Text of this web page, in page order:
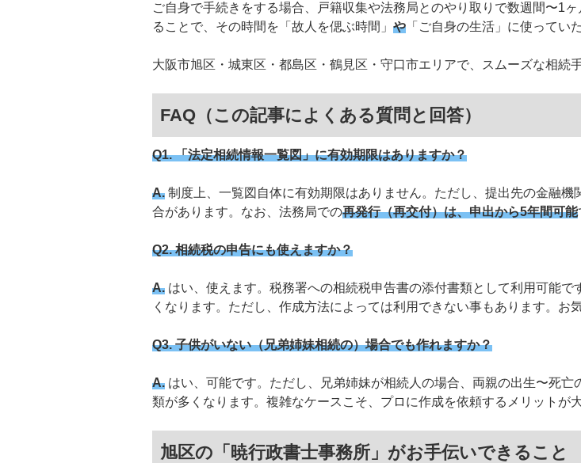
ご自身で手続きをする場合、戸籍収集や法務局とのやり取りで数週間〜1
ることで、その時間を「故人を偲ぶ時間」 や 「ご自身の生活」に使ってい
大阪市旭区・城東区・都島区・鶴見区・守口市エリアで、スムーズな相続
FAQ（この記事によくある質問と回答）
Q1. 「法定相続情報一覧図」に有効期限はありますか？
A. 制度上、一覧図自体に有効期限はありません。ただし、提出先の金融
合があります。なお、法務局での再発行（再交付）は、申出から5年間可能
Q2. 相続税の申告にも使えますか？
A. はい、使えます。税務署への相続税申告書の添付書類として利用可能
くなります。ただし、作成方法によっては利用できない事もあります。お
Q3. 子供がいない（兄弟姉妹相続の）場合でも作れますか？
A. はい、可能です。ただし、兄弟姉妹が相続人の場合、両親の出生〜死
類が多くなります。複雑なケースこそ、プロに作成を依頼するメリットが
旭区の「暁行政書士事務所」がお手伝いできること